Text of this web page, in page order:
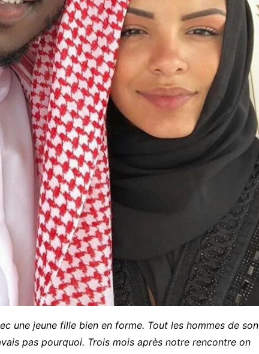
une jeune fille bien en forme. Tout les hommes de son
pas pourquoi. Trois mois après notre rencontre on